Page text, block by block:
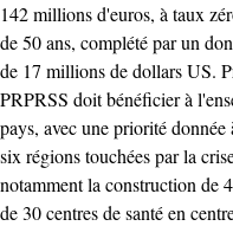
142 millions d'euros, à taux
de 50 ans, complété par un
de 17 millions de dollars US.
PRPRSS doit bénéficier à
pays, avec une priorité
six régions touchées par la
notamment la construction de
de 30 centres de santé en